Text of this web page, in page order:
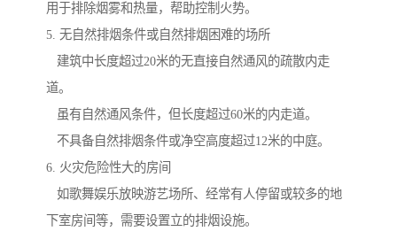
用于排除烟雾和热量，帮助控制火势。
5. 无自然排烟条件或自然排烟困难的场所
建筑中长度超过20米的无直接自然通风的疏散内走
道。
虽有自然通风条件，但长度超过60米的内走道。
不具备自然排烟条件或净空高度超过12米的中庭。
6. 火灾危险性大的房间
如歌舞娱乐放映游艺场所、经常有人停留或较多的地
下室房间等，需要设置立的排烟设施。